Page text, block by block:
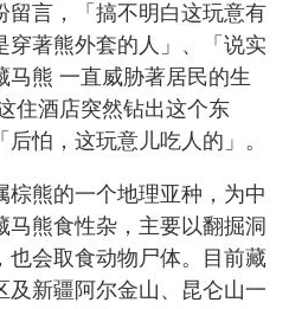
留言，「搞不明白这玩意有
穿著熊外套的人」、「说实
马熊 一直威胁著居民的生
住酒店突然钻出这个东
怕，这玩意儿吃人的」。
棕熊的一个地理亚种，为中
马熊食性杂，主要以翻掘洞
也会取食动物尸体。目前藏
及新疆阿尔金山、昆仑山一